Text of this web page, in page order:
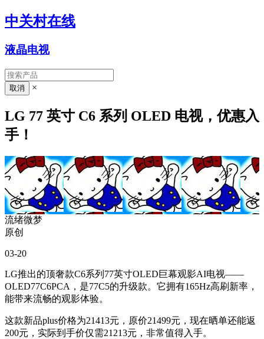
中关村在线
液晶电视
×
LG 77 英寸 C6 系列 OLED 电视，优惠入
手！
流绪微梦
原创
03-20
LG推出的顶奢款C6系列77英寸OLED巨幕观影AI电视——
OLED77C6PCA，是77C5的升级款。它拥有165Hz高刷新率，
能带来流畅的观影体验。
这款新品plus价格为21413元，原价21499元，现在晒单还能返
200元，实际到手价仅需21213元，非常值得入手。